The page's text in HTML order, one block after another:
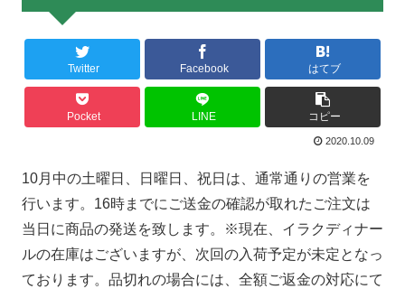
Twitter Facebook はてブ
Pocket LINE コピー
2020.10.09
10月中の土曜日、日曜日、祝日は、通常通りの営業を
行います。16時までにご送金の確認が取れたご注文は
当日に商品の発送を致します。※現在、イラクディナー
ルの在庫はございますが、次回の入荷予定が未定となっ
ております。品切れの場合には、全額ご返金の対応にて